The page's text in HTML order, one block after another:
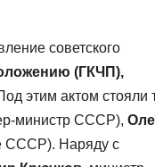
советского
(ГКЧП),
этим актом стояли
министр СССР),
СССР). Наряду с